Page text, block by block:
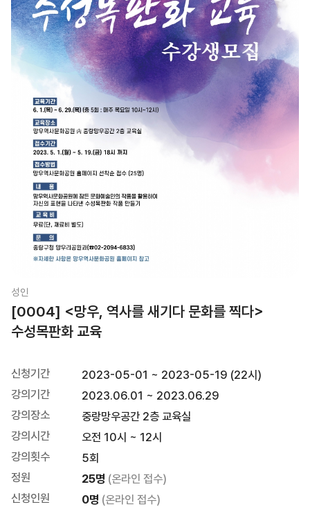
성인
[0004] <망우, 역사를 새기다 문화를 찍다>
수성목판화 교육
신청기간
2023-05-01 ~ 2023-05-19 (22시)
강의기간
2023.06.01 ~ 2023.06.29
강의장소
중랑망우공간 2층 교육실
강의시간
오전 10시 ~ 12시
강의횟수
5회
정원
25명 (온라인 접수)
신청인원
0명 (온라인 접수)